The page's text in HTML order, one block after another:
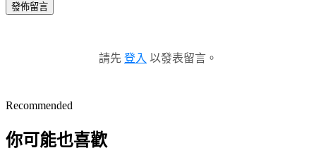
發佈留言
請先 登入 以發表留言。
Recommended
你可能也喜歡